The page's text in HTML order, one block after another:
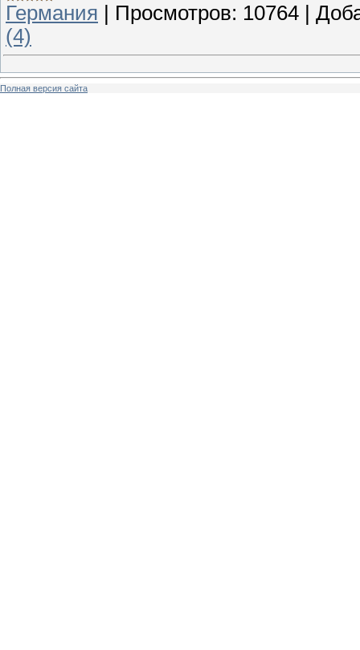
Германия | Просмотров: 10764 |
(4)
Полная версия сайта